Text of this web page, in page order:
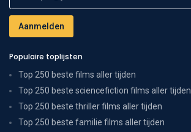
Populaire toplijsten
Top 250 beste films aller tijden
Top 250 beste sciencefiction films aller tijden
Top 250 beste thriller films aller tijden
Top 250 beste familie films aller tijden